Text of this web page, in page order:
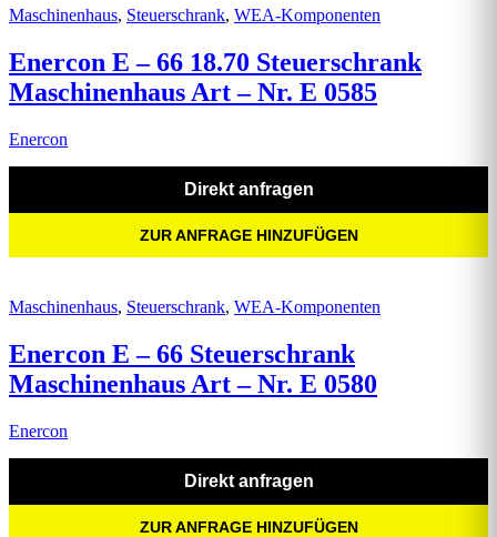
Maschinenhaus, Steuerschrank, WEA-Komponenten
Enercon E – 66 18.70 Steuerschrank
Maschinenhaus Art – Nr. E 0585
Enercon
Direkt anfragen
ZUR ANFRAGE HINZUFÜGEN
Maschinenhaus, Steuerschrank, WEA-Komponenten
Enercon E – 66 Steuerschrank
Maschinenhaus Art – Nr. E 0580
Enercon
Direkt anfragen
ZUR ANFRAGE HINZUFÜGEN